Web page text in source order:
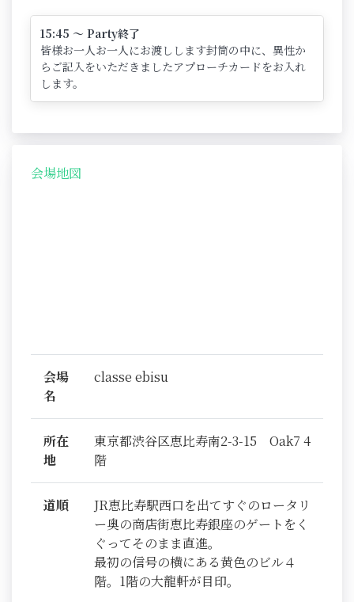
15:45 ～ Party終了
皆様お一人お一人にお渡しします封筒の中に、異性か
らご記入をいただきましたアプローチカードをお入れ
します。
会場地図
会場
名
classe ebisu
所在
地
東京都渋谷区恵比寿南2-3-15 Oak7 4
階
道順
JR恵比寿駅西口を出てすぐのロータリ
ー奥の商店街恵比寿銀座のゲートをく
ぐってそのまま直進。
最初の信号の横にある黄色のビル４
階。1階の大龍軒が目印。